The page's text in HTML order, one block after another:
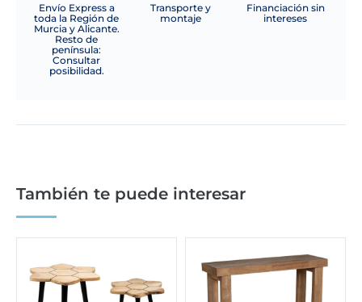
Envío Express a
toda la Región de
Murcia y Alicante.
Resto de
península:
Consultar
posibilidad.
Transporte y
montaje
Financiación sin
intereses
También te puede interesar